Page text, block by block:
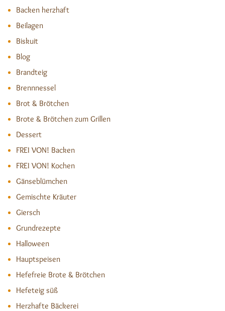
Backen herzhaft
Beilagen
Biskuit
Blog
Brandteig
Brennnessel
Brot & Brötchen
Brote & Brötchen zum Grillen
Dessert
FREI VON! Backen
FREI VON! Kochen
Gänseblümchen
Gemischte Kräuter
Giersch
Grundrezepte
Halloween
Hauptspeisen
Hefefreie Brote & Brötchen
Hefeteig süß
Herzhafte Bäckerei